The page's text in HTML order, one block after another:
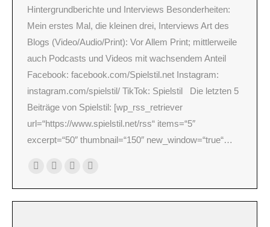
Hintergrundberichte und Interviews Besonderheiten:
Mein erstes Mal, die kleinen drei, Interviews Art des
Blogs (Video/Audio/Print): Vor Allem Print; mittlerweile
auch Podcasts und Videos mit wachsendem Anteil
Facebook: facebook.com/Spielstil.net Instagram:
instagram.com/spielstil/ TikTok: Spielstil Die letzten 5
Beiträge von Spielstil: [wp_rss_retriever
url=“https://www.spielstil.net/rss“ items=“5″
excerpt=“50″ thumbnail=“150″ new_window=“true“…
Blog
/
mail